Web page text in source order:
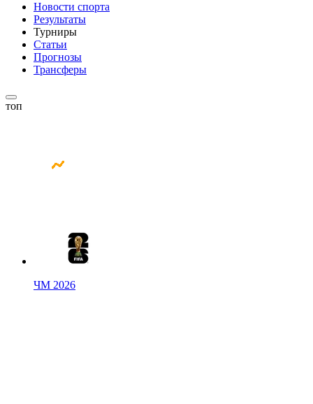
Новости спорта
Результаты
Турниры
Статьи
Прогнозы
Трансферы
топ
ЧМ 2026